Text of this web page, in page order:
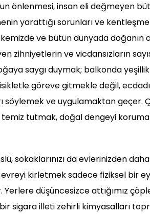
önlenmesi, insan eli değmeyen
yarattığı sorunları ve
ve bütün dünyada doğanın
zihniyetlerin ve vicdansızların
saygı duymak; balkonda
göreve gitmekle değil,
söylemek ve uygulamaktan geçer.
tutmak, doğal dengeyi
sokaklarınızı da evlerinizden
kirletmek sadece fiziksel bir
düşüncesizce attığımız
sigara illeti zehirli kimyasalları